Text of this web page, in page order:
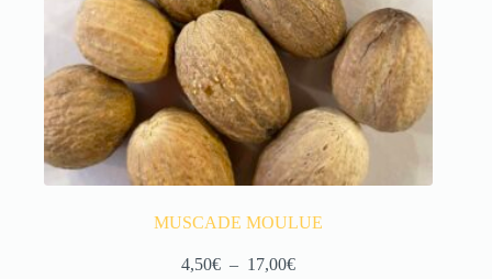
MUSCADE MOULUE
4,50€ – 17,00€